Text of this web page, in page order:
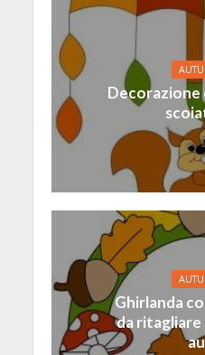
Decorazione
Ghirlanda
da ritagliare